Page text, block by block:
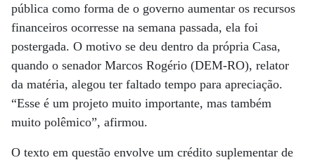
pública como forma de o governo aumentar os recursos
financeiros ocorresse na semana passada, ela foi
postergada. O motivo se deu dentro da própria Casa,
quando o senador Marcos Rogério (DEM-RO), relator
da matéria, alegou ter faltado tempo para apreciação.
“Esse é um projeto muito importante, mas também
muito polêmico”, afirmou.
O texto em questão envolve um crédito suplementar de